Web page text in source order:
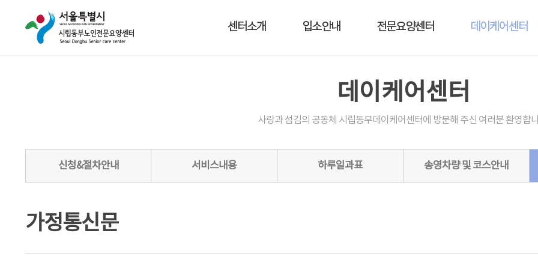
센터소개 입소안내 전문요양센터 데이케어센터
데이케어센터
사랑과 섬김의 공동체 시립동부데이케어센터에 방문해 주신 여러분 환영합
신청&절차안내 서비스내용 하루일과표 송영차량 및 코스안내
가정통신문